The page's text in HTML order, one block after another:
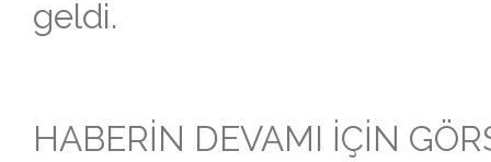
geldi.
HABERİN DEVAMI İÇİN